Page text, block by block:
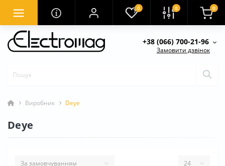
0 0 0
+38 (066) 700-21-96
Замовити дзвінок
Виробник Deye
Deye